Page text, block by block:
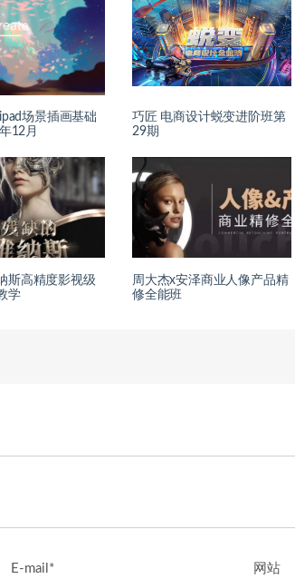
场景插画基础
12月
巧匠 电商设计蜕变进阶班第
29期
斯高精度影视级
学
周大杰x安泽商业人像产品精
修全能班
E-mail* 网站